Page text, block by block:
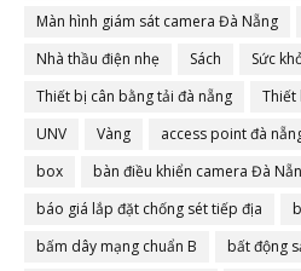
Màn hình giám sát camera Đà Nẵng
Nhà thầu điện nhẹ
Sách
Sức
Thiết bị cân bằng tải đà nẵng
Thiết
UNV
Vàng access point đà
box
bàn điều khiển camera Đà
báo giá lắp đặt chống sét tiếp địa
bấm dây mạng chuẩn B
bất động